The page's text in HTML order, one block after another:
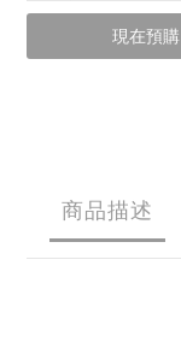
現在預購
商品描述